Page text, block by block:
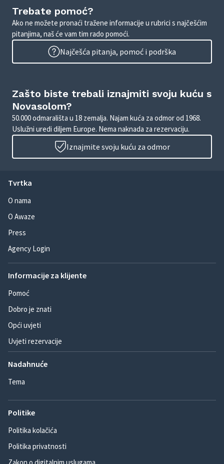
Trebate pomoć?
Ako ne možete pronaći tražene informacije u rubrici s najčešćim
pitanjima, naš će vam tim rado pomoći.
Najčešća pitanja, pomoć i podrška
Zašto biste trebali iznajmiti svoju kuću s
Novasolom?
50.000 odmarališta u 18 zemalja. Najam kuća za odmor od 1968.
Uslužni uredi diljem Europe. Nema naknada za rezervaciju.
Iznajmite svoju kuću za odmor
Tvrtka
O nama
O Awaze
Press
Agency Login
Informacije za klijente
Pomoć
Dobro je znati
Opći uvjeti
Uvjeti rezervacije
Nadahnuće
Tema
Politike
Politika kolačića
Politika privatnosti